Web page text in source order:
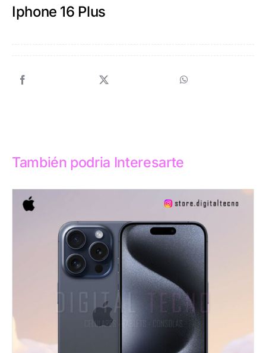
Iphone 16 Plus
También podria Interesarte